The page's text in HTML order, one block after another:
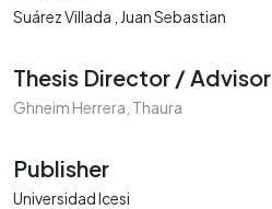
Suárez Villada , Juan Sebastian
Thesis Director / Advisor
Ghneim Herrera, Thaura
Publisher
Universidad Icesi